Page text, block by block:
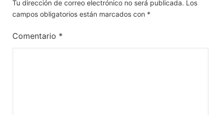
Tu dirección de correo electrónico no será publicada. Los
campos obligatorios están marcados con *
Comentario *